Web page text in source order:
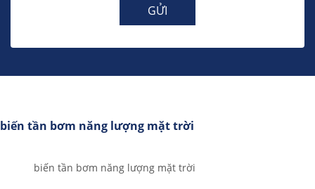
GỬI
biến tần bơm năng lượng mặt trời
biến tần bơm năng lượng mặt trời